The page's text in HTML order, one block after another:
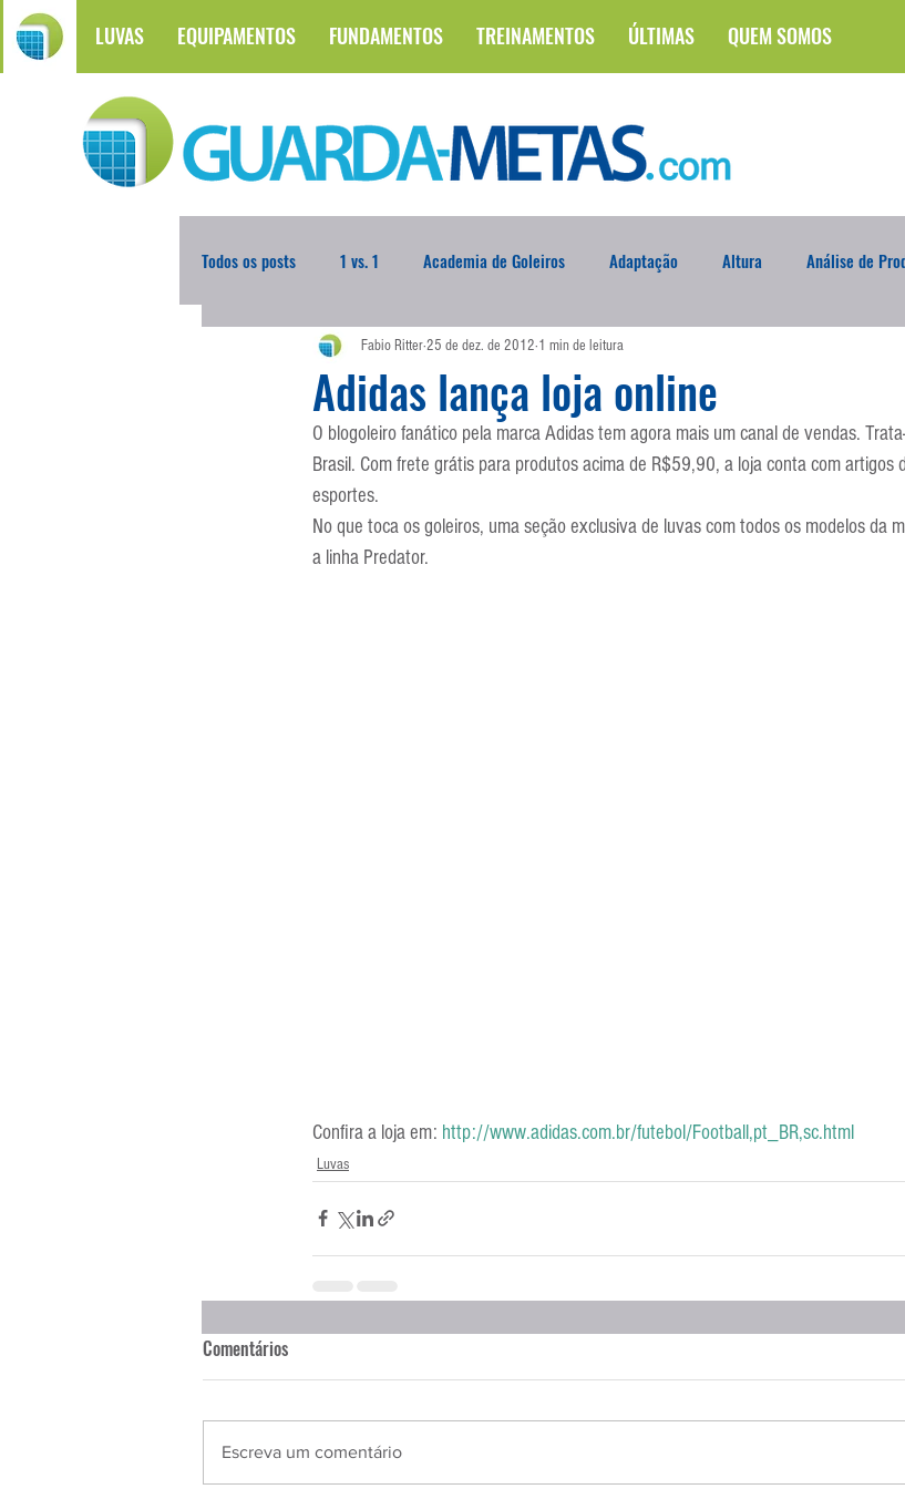
LUVAS EQUIPAMENTOS FUNDAMENTOS TREINAMENTOS ÚLTIMAS QUEM SOMOS
Todos os posts 1 vs. 1 Academia de Goleiros Adaptação Altura Análise de
Atualidades Blogoleiro da Semana Brasileirão
Comunicação Copa do Mundo Curso Defesa da Semana Deslocamento
Entrevistas Equipamentos Escola Alemã Escola Americana Escola Argentina
Adidas lança loja online
Fabio Ritter25 de dez. de 2012 1 min de leitura
O blogoleiro fanático pela marca Adidas tem agora mais um canal de vendas.
Brasil. Com frete grátis para produtos acima de R$59,90, a loja conta com artigos
esportes.
No que toca os goleiros, uma seção exclusiva de luvas com todos os modelos da
a linha Predator.
Confira a loja em: http://www.adidas.com.br/futebol/Football,pt_BR,sc.html
Luvas
Comentários
Escreva um comentário